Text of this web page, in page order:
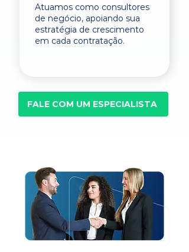
Atuamos como consultores
de negócio, apoiando sua
estratégia de crescimento
em cada contratação.
FALE COM UM ESPECIALISTA